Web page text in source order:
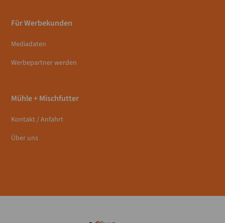
Für Werbekunden
Mediadaten
Werbepartner werden
Mühle + Mischfutter
Kontakt / Anfahrt
Über uns